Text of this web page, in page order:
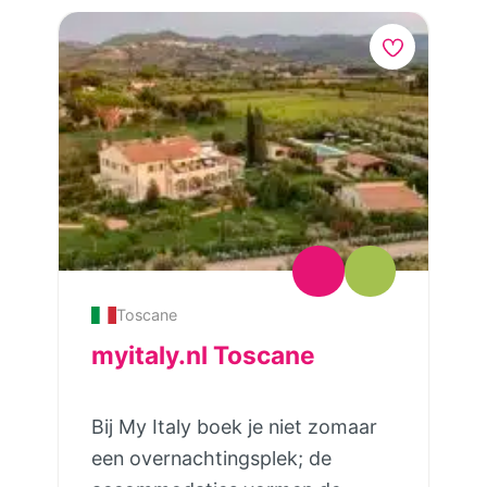
Toscane
myitaly.nl Toscane
Bij My Italy boek je niet zomaar
een overnachtingsplek; de